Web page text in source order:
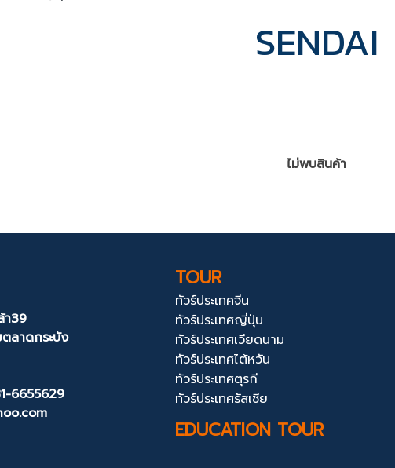
SENDAI
ไม่พบสินค้า
า39
ตลาดกระบัง
6655629
TOUR
ทัวร์ประเทศจีน
ทัวร์ประเทศญี่ปุ่น
ทัวร์ประเทศเวียดนาม
ทัวร์ประเทศไต้หวัน
ทัวร์ประเทศตุรกี
ทัวร์ประเทศรัสเซีย
EDUCATION TOUR